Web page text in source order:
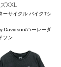
XXL
ーサイクル バイクTシ
Davidson/ハーレーダ
ソン